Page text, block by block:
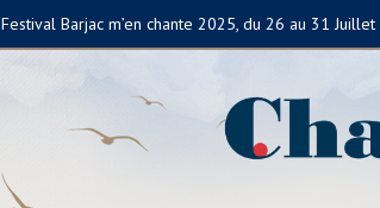
Festival Barjac m’en chante 2025, du 26 au 31 Juillet